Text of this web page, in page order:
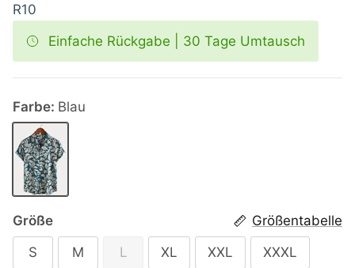
R10
Einfache Rückgabe | 30 Tage Umtausch
Farbe: Blau
Größe
Größentabelle
S
M L XL XXL XXXL